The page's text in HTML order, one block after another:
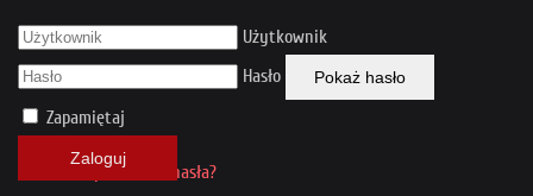
Użytkownik
Hasło
Pokaż hasło
Zapamiętaj
Zaloguj
Nie pamiętasz hasła?